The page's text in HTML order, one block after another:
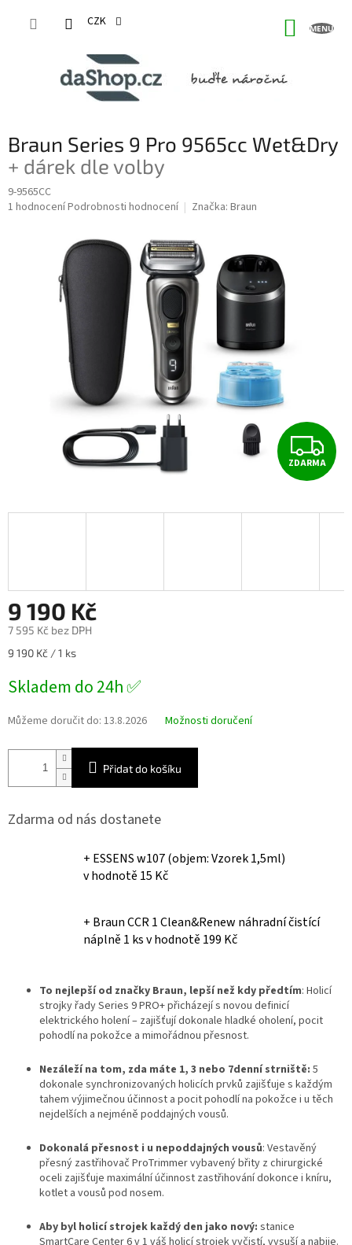
CZK
Braun Series 9 Pro 9565cc Wet&Dry
+ dárek dle volby
9-9565CC
Průměrné
1 hodnoceníPodrobnosti hodnocení Značka: Braun
Z
D
A
ZDARMA
9 190 Kč
7 595 Kč bez DPH
Měrná
9 190 Kč / 1 ks
Skladem do 24h ✅
Můžeme doručit do: 13.8.2026 Možnosti doručení
Přidat do košíku
Zdarma od nás dostanete
+ ESSENS w107 (objem: Vzorek 1,5ml)
v hodnotě 15 Kč
+ Braun CCR 1 Clean&Renew náhradní čistící
náplně 1 ksv hodnotě 199 Kč
To nejlepší od značky Braun, lepší než kdy předtím: Holicí
strojky řady Series 9 PRO+ přicházejí s novou definicí
elektrického holení – zajišťují dokonale hladké oholení, pocit
pohodlí na pokožce a mimořádnou přesnost.
Nezáleží na tom, zda máte 1, 3 nebo 7denní strniště: 5
dokonale synchronizovaných holicích prvků zajišťuje s každým
tahem výjimečnou účinnost a pocit pohodlí na pokožce i u těch
nejdelších a nejméně poddajných vousů.
Dokonalá přesnost i u nepoddajných vousů: Vestavěný
přesný zastřihovač ProTrimmer vybavený břity z chirurgické
oceli zajišťuje maximální účinnost zastřihování dokonce i kníru,
kotlet a vousů pod nosem.
Aby byl holicí strojek každý den jako nový: stanice